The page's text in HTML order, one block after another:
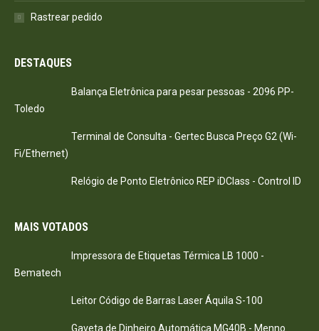
Rastrear pedido
DESTAQUES
Balança Eletrônica para pesar pessoas - 2096 PP-
Toledo
Terminal de Consulta - Gertec Busca Preço G2 (Wi-
Fi/Ethernet)
Relógio de Ponto Eletrônico REP iDClass - Control ID
MAIS VOTADOS
Impressora de Etiquetas Térmica LB 1000 -
Bematech
Leitor Código de Barras Laser Áquila S-100
Gaveta de Dinheiro Automática MG40B - Menno